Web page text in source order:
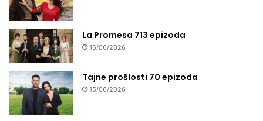
La Promesa 713 epizoda
16/06/2026
Tajne prošlosti 70 epizoda
15/06/2026